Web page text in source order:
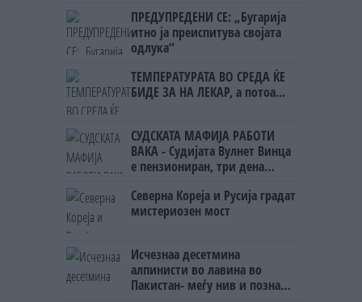
ништо, освен за кеш
ПРЕДУПРЕДЕНИ СЕ: „Бугарија
итно ја преиспитува својата
одлука“
ТЕМПЕРАТУРАТА ВО СРЕДА ЌЕ
БИДЕ ЗА НА ЛЕКАР, а потоа...
СУДСКАТА МАФИЈА РАБОТИ
ВАКА - Судијата Вулнет Винца
е пензиониран, три дена
на бизнисменот Марковски
Северна Кореја и Русија градат
мистериозен мост
Исчезнаа десетмина
алпинисти во лавина во
Пакистан- меѓу нив и познат